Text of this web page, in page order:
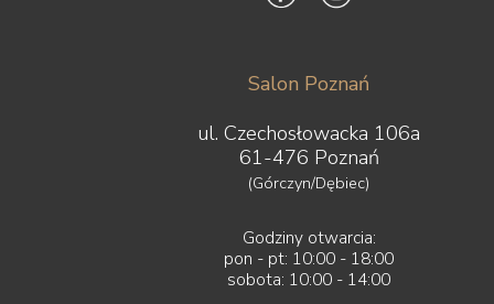
Salon Poznań
ul. Czechosłowacka 106a
61-476 Poznań
(Górczyn/Dębiec)
Godziny otwarcia:
pon - pt: 10:00 - 18:00
sobota: 10:00 - 14:00